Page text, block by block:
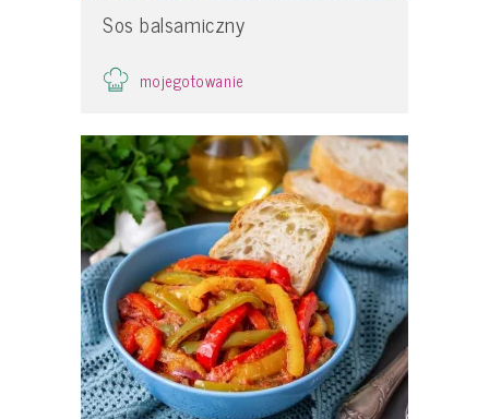
Sos balsamiczny
mojegotowanie